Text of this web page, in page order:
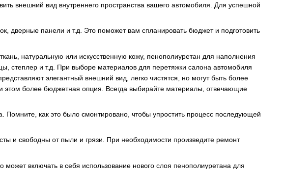
внешний вид внутреннего пространства вашего автомобиля. Для успешной
дверные панели и т.д. Это поможет вам спланировать бюджет и подготовить
натуральную или искусственную кожу, пенополиуретан для наполнения
степлер и т.д. При выборе материалов для перетяжки салона автомобиля
элегантный внешний вид, легко чистятся, но могут быть более
этом более бюджетная опция. Всегда выбирайте материалы, отвечающие
Помните, как это было смонтировано, чтобы упростить процесс последующей
и свободны от пыли и грязи. При необходимости произведите ремонт
включать в себя использование нового слоя пенополиуретана для